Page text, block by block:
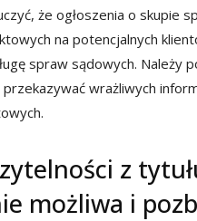
że ogłoszenia o skupie
na potencjalnych
spraw sądowych. Należy
wrażliwych
z
możliwa i